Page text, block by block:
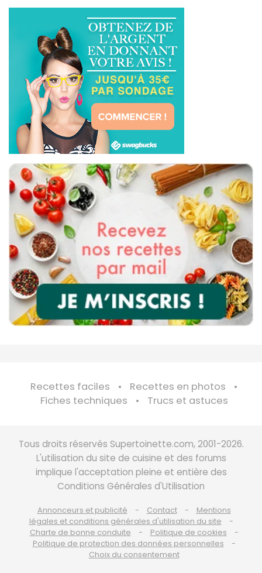
Recettes faciles
Recettes en photos
Fiches techniques
Trucs et astuces
Tous droits réservés Supertoinette.com, 2001-2026.
L'utilisation du site de cuisine et des forums
implique l'acceptation pleine et entière des
Conditions Générales d'Utilisation
Annonceurs et publicité Contact
Mentions
légales et conditions générales d'utilisation du site
Charte de bonne conduite
Politique de cookies
Politique de protection des données personnelles
Choix du consentement